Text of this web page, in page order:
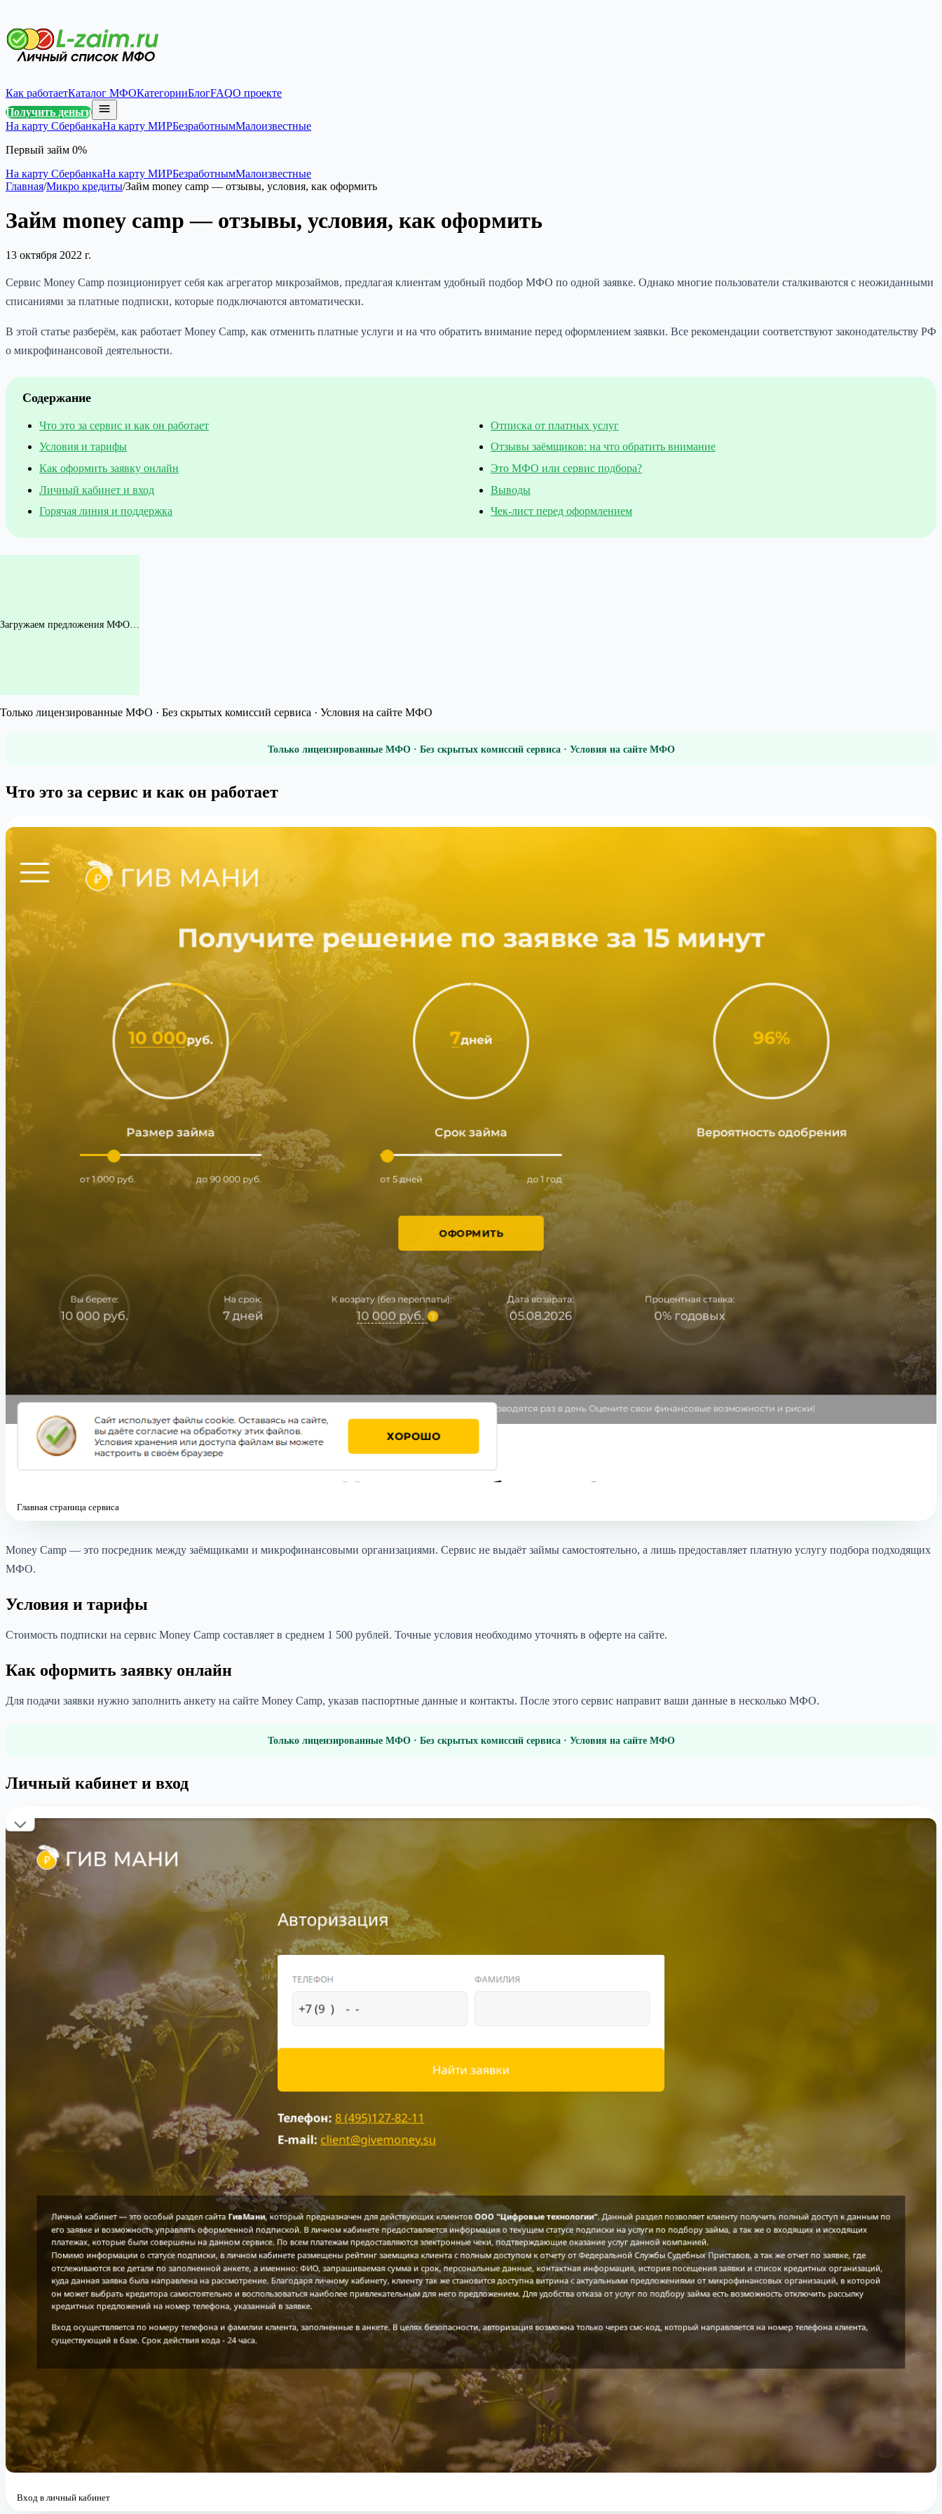
Как работаетКаталог МФОКатегорииБлогFAQО проекте
Получить деньги
На карту СбербанкаНа карту МИРБезработнымМалоизвестные
Первый займ 0%
На карту СбербанкаНа карту МИРБезработнымМалоизвестные
Главная/Микро кредиты/Займ money camp — отзывы, условия, как оформить
Займ money camp — отзывы, условия, как оформить
13 октября 2022 г.
Сервис Money Camp позиционирует себя как агрегатор микрозаймов, предлагая клиентам удобный подбор МФО по одной заявке. Однако многие пользователи сталкиваются с неожиданными
списаниями за платные подписки, которые подключаются автоматически.
В этой статье разберём, как работает Money Camp, как отменить платные услуги и на что обратить внимание перед оформлением заявки. Все рекомендации соответствуют законодательству РФ
о микрофинансовой деятельности.
Содержание
Что это за сервис и как он работает
Условия и тарифы
Как оформить заявку онлайн
Личный кабинет и вход
Горячая линия и поддержка
Отписка от платных услуг
Отзывы заёмщиков: на что обратить внимание
Это МФО или сервис подбора?
Выводы
Чек-лист перед оформлением
Загружаем предложения МФО…
Только лицензированные МФО · Без скрытых комиссий сервиса · Условия на сайте МФО
Только лицензированные МФО · Без скрытых комиссий сервиса · Условия на сайте МФО
Что это за сервис и как он работает
Главная страница сервиса
Money Camp — это посредник между заёмщиками и микрофинансовыми организациями. Сервис не выдаёт займы самостоятельно, а лишь предоставляет платную услугу подбора подходящих
МФО.
Условия и тарифы
Стоимость подписки на сервис Money Camp составляет в среднем 1 500 рублей. Точные условия необходимо уточнять в оферте на сайте.
Как оформить заявку онлайн
Для подачи заявки нужно заполнить анкету на сайте Money Camp, указав паспортные данные и контакты. После этого сервис направит ваши данные в несколько МФО.
Только лицензированные МФО · Без скрытых комиссий сервиса · Условия на сайте МФО
Личный кабинет и вход
Вход в личный кабинет